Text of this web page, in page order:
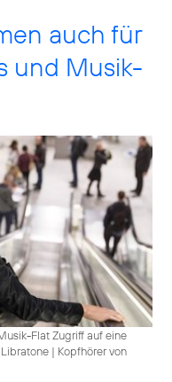
auch für
und Musik-
Flat Zugriff auf eine
| Kopfhörer von